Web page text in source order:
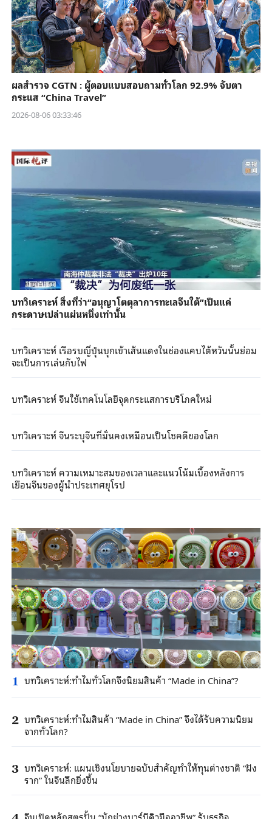
ผลสำรวจ CGTN : ผู้ตอบแบบสอบถามทั่วโลก 92.9% จับตา
กระแส “China Travel”
2026-08-06 03:33:46
บทวิเคราะห์ สิ่งที่ว่า“อนุญาโตตุลาการทะเลจีนใต้”เป็นแค่
กระดาษเปล่าแผ่นหนึ่งเท่านั้น
บทวิเคราะห์ เรือรบญี่ปุ่นบุกเข้าเส้นแดงในช่องแคบไต้หวันนั้นย่อม
จะเป็นการเล่นกับไฟ
บทวิเคราะห์ จีนใช้เทคโนโลยีจุดกระแสการบริโภคใหม่
บทวิเคราะห์ จีนระบุจีนที่มั่นคงเหมือนเป็นโชคดีของโลก
บทวิเคราะห์ ความเหมาะสมของเวลาและแนวโน้มเบื้องหลังการ
เยือนจีนของผู้นำประเทศยุโรป
1 บทวิเคราะห์:ทำไมทั่วโลกจึงนิยมสินค้า “Made in China”?
2 บทวิเคราะห์:ทำไมสินค้า “Made in China” จึงได้รับความนิยม
จากทั่วโลก?
3 บทวิเคราะห์: แผนเชิงนโยบายฉบับสำคัญทำให้ทุนต่างชาติ “ฝัง
ราก” ในจีนลึกยิ่งขึ้น